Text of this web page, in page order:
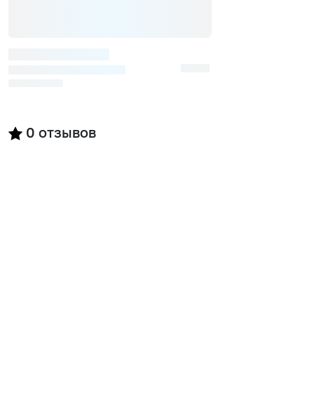
0 отзывов